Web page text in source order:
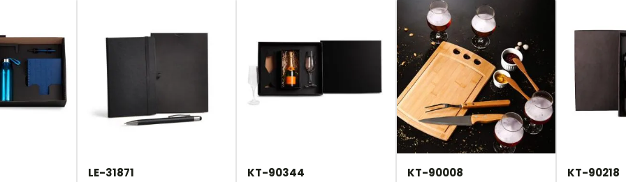
LE-31871 KT-90344 KT-90008 KT-90218